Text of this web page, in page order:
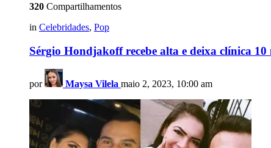
320 Compartilhamentos
in Celebridades, Pop
Sérgio Hondjakoff recebe alta e deixa clínica 10
por Maysa Vilela maio 2, 2023, 10:00 am